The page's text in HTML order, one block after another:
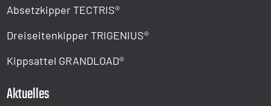
Absetzkipper TECTRIS®
Dreiseitenkipper TRIGENIUS®
Kippsattel GRANDLOAD®
Aktuelles